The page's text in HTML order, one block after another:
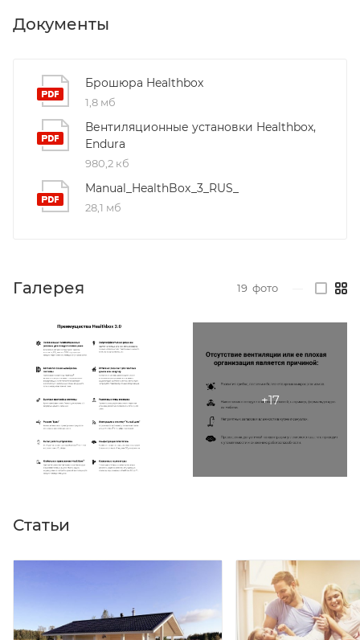
Документы
Брошюра Healthbox
1,8 мб
Вентиляционные установки Healthbox,
Endura
980,2 кб
Manual_HealthBox_3_RUS_
28,1 мб
Галерея 19 фото
Статьи